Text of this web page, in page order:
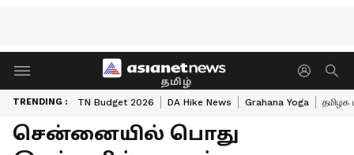
தமிழ்
TRENDING : TN Budget 2026 DA Hike News Grahana Yoga தமிழக
சென்னையில் பொது